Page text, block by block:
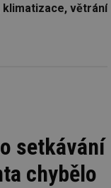
větrání
setkávání
chybělo